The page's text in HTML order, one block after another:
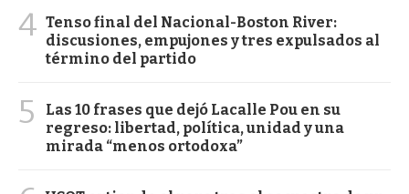
4 Tenso final del Nacional-Boston River:
discusiones, empujones y tres expulsados al
término del partido
5
Las 10 frases que dejó Lacalle Pou en su
regreso: libertad, política, unidad y una
mirada “menos ortodoxa”